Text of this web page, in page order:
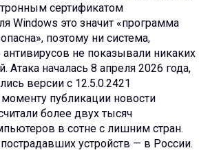
сертификатом
Windows это значит «программа
поэтому ни система,
не показывали никаких
Атака началась 8 апреля 2026 года,
версии с 12.5.0.2421
публикации новости
более двух тысяч
в сотне с лишним стран.
устройств — в России.